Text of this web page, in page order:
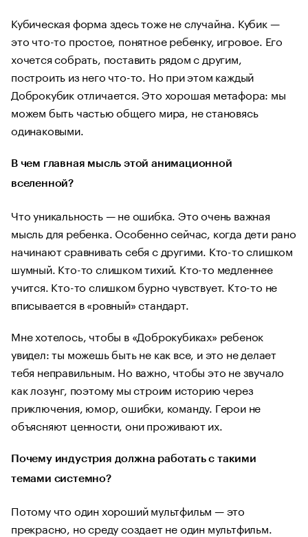
Кубическая форма здесь тоже не случайна. Кубик —
это что-то простое, понятное ребенку, игровое. Его
хочется собрать, поставить рядом с другим,
построить из него что-то. Но при этом каждый
Доброкубик отличается. Это хорошая метафора: мы
можем быть частью общего мира, не становясь
одинаковыми.
В чем главная мысль этой анимационной
вселенной?
Что уникальность — не ошибка. Это очень важная
мысль для ребенка. Особенно сейчас, когда дети рано
начинают сравнивать себя с другими. Кто-то слишком
шумный. Кто-то слишком тихий. Кто-то медленнее
учится. Кто-то слишком бурно чувствует. Кто-то не
вписывается в «ровный» стандарт.
Мне хотелось, чтобы в «Доброкубиках» ребенок
увидел: ты можешь быть не как все, и это не делает
тебя неправильным. Но важно, чтобы это не звучало
как лозунг, поэтому мы строим историю через
приключения, юмор, ошибки, команду. Герои не
объясняют ценности, они проживают их.
Почему индустрия должна работать с такими
темами системно?
Потому что один хороший мультфильм — это
прекрасно, но среду создает не один мультфильм.